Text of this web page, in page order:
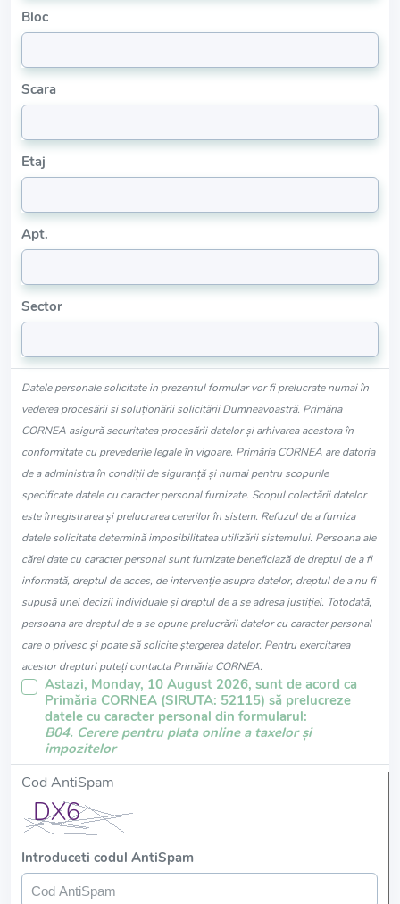
Bloc
Scara
Etaj
Apt.
Sector
Datele personale solicitate in prezentul formular vor fi prelucrate numai în
vederea procesării și soluționării solicitării Dumneavoastră. Primăria
CORNEA asigură securitatea procesării datelor și arhivarea acestora în
conformitate cu prevederile legale în vigoare. Primăria CORNEA are datoria
de a administra în condiții de siguranță și numai pentru scopurile
specificate datele cu caracter personal furnizate. Scopul colectării datelor
este înregistrarea și prelucrarea cererilor în sistem. Refuzul de a furniza
datele solicitate determină imposibilitatea utilizării sistemului. Persoana ale
cărei date cu caracter personal sunt furnizate beneficiază de dreptul de a fi
informată, dreptul de acces, de intervenție asupra datelor, dreptul de a nu fi
supusă unei decizii individuale și dreptul de a se adresa justiției. Totodată,
persoana are dreptul de a se opune prelucrării datelor cu caracter personal
care o privesc și poate să solicite ștergerea datelor. Pentru exercitarea
acestor drepturi puteți contacta Primăria CORNEA.
Astazi, Monday, 10 August 2026, sunt de acord ca
Primăria CORNEA (SIRUTA: 52115) să prelucreze
datele cu caracter personal din formularul:
B04. Cerere pentru plata online a taxelor și
impozitelor
Cod AntiSpam
Introduceti codul AntiSpam